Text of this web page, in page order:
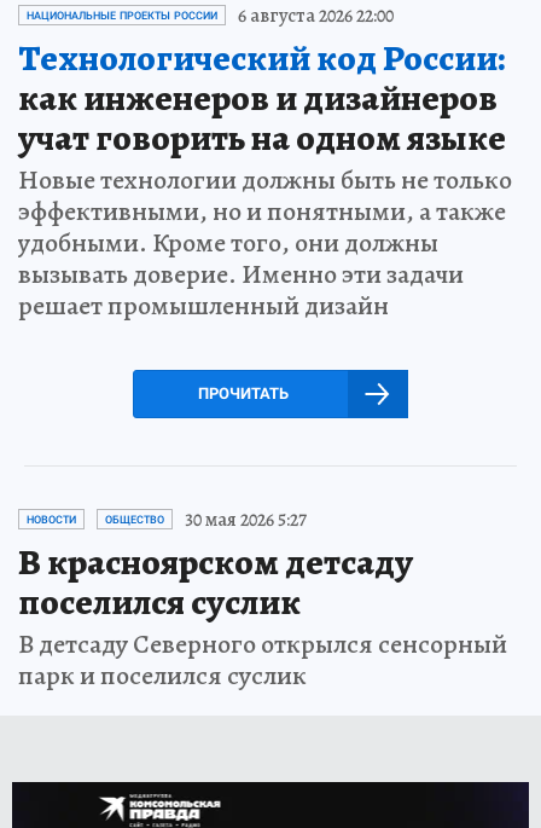
НАЦИОНАЛЬНЫЕ ПРОЕКТЫ РОССИИ 6 августа 2026 22:00
Технологический код России:
как инженеров и дизайнеров
учат говорить на одном языке
Новые технологии должны быть не только
эффективными, но и понятными, а также
удобными. Кроме того, они должны
вызывать доверие. Именно эти задачи
решает промышленный дизайн
ПРОЧИТАТЬ
НОВОСТИ ОБЩЕСТВО 30 мая 2026 5:27
В красноярском детсаду
поселился суслик
В детсаду Северного открылся сенсорный
парк и поселился суслик